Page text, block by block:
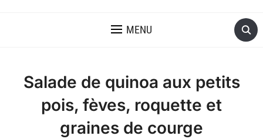
MENU
Salade de quinoa aux petits
pois, fèves, roquette et
graines de courge